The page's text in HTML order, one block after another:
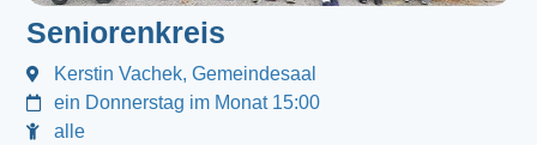
Seniorenkreis
Kerstin Vachek, Gemeindesaal
ein Donnerstag im Monat 15:00
alle